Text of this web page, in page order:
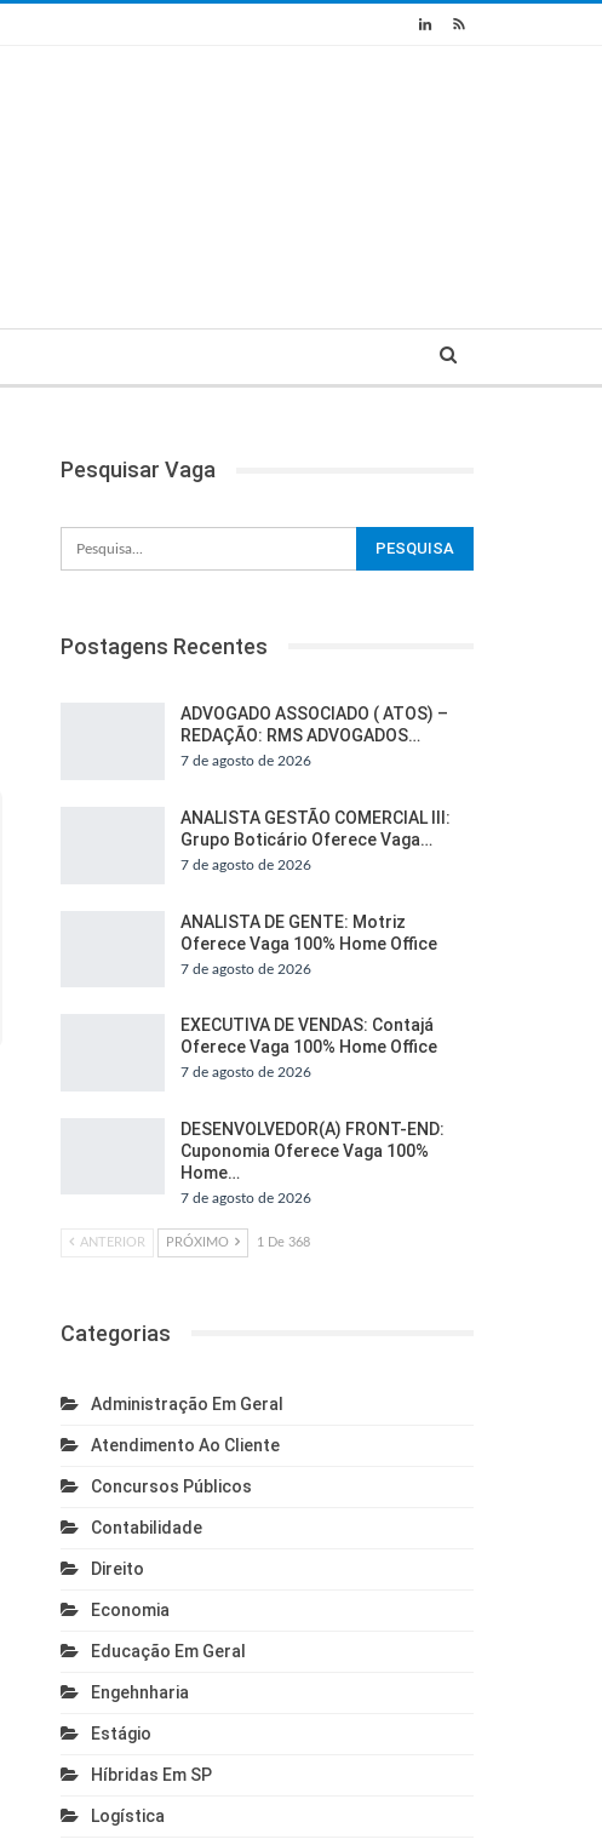
Pesquisar Vaga
Postagens Recentes
ADVOGADO ASSOCIADO ( ATOS) –
REDAÇÃO: RMS ADVOGADOS…
7 de agosto de 2026
ANALISTA GESTÃO COMERCIAL III:
Grupo Boticário Oferece Vaga…
7 de agosto de 2026
ANALISTA DE GENTE: Motriz
Oferece Vaga 100% Home Office
7 de agosto de 2026
EXECUTIVA DE VENDAS: Contajá
Oferece Vaga 100% Home Office
7 de agosto de 2026
DESENVOLVEDOR(A) FRONT-END:
Cuponomia Oferece Vaga 100%
Home…
7 de agosto de 2026
ANTERIOR PRÓXIMO 1 De 368
Categorias
Administração Em Geral
Atendimento Ao Cliente
Concursos Públicos
Contabilidade
Direito
Economia
Educação Em Geral
Engehnharia
Estágio
Híbridas Em SP
Logística